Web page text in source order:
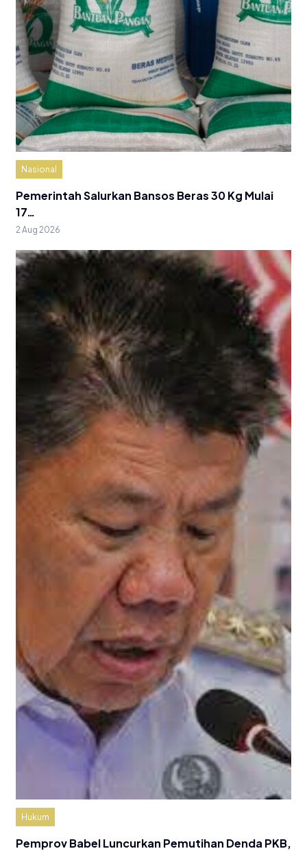
Nasional
Pemerintah Salurkan Bansos Beras 30 Kg Mulai
17…
2 Aug 2026
Hukum
Pemprov Babel Luncurkan Pemutihan Denda PKB,